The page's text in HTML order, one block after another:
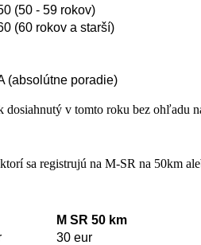
(50 - 59 rokov)
(60 rokov a starší)
(absolútne poradie)
v tomto roku bez ohľadu
sa registrujú na M-SR na 50km
M SR 50 km
30 eur